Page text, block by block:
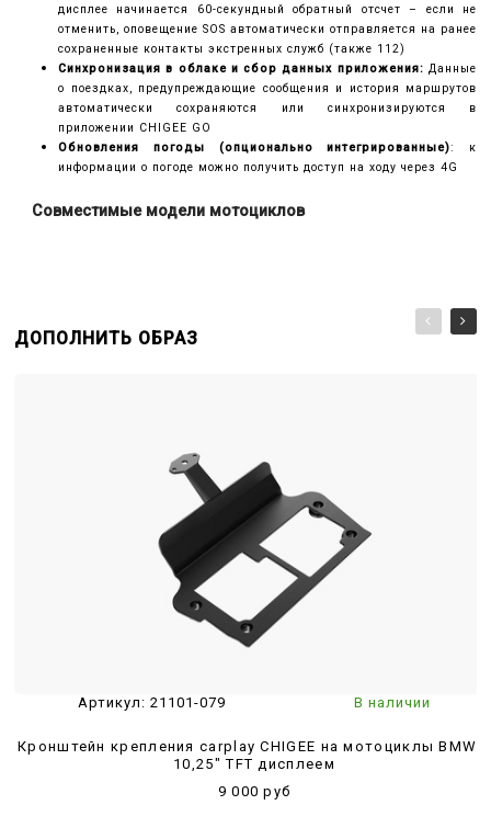
дисплее начинается 60-секундный обратный отсчет – если не
отменить, оповещение SOS автоматически отправляется на ранее
сохраненные контакты экстренных служб (также 112)
Синхронизация в облаке и сбор данных приложения: Данные
о поездках, предупреждающие сообщения и история маршрутов
автоматически сохраняются или синхронизируются в
приложении CHIGEE GO
Обновления погоды (опционально интегрированные): к
информации о погоде можно получить доступ на ходу через 4G
Совместимые модели мотоциклов
ДОПОЛНИТЬ ОБРАЗ
Артикул:21101-079 В наличии
Кронштейн крепления carplay CHIGEE на мотоциклы BMW c
10,25" TFT дисплеем
9 000 руб